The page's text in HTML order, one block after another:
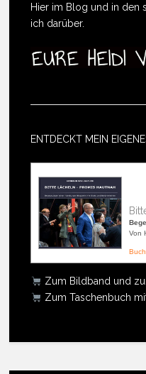
Hier im Blog und in den
ich darüber.
ENTDECKT MEIN
Von
Zum Bildband und
Zum Taschenbuch